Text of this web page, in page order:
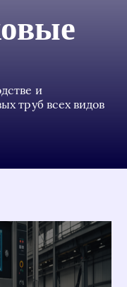
и
труб всех видов